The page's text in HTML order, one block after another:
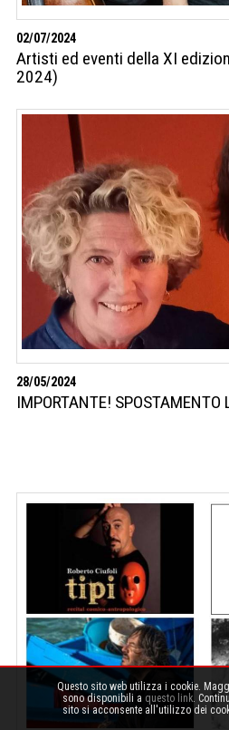
02/07/2024
Artisti ed eventi della XI
2024)
28/05/2024
IMPORTANTE! SPOSTAMENTO
Questo sito web utilizza i cookie.
sono disponibili a questo link.
sito si acconsente all'utilizzo dei